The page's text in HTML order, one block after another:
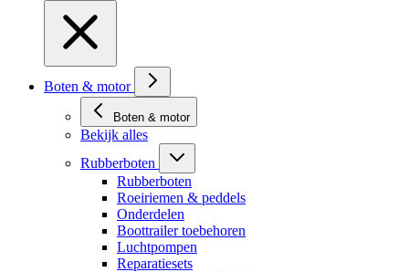
Boten & motor
Boten & motor
Bekijk alles
Rubberboten
Rubberboten
Roeiriemen & peddels
Onderdelen
Boottrailer toebehoren
Luchtpompen
Reparatiesets